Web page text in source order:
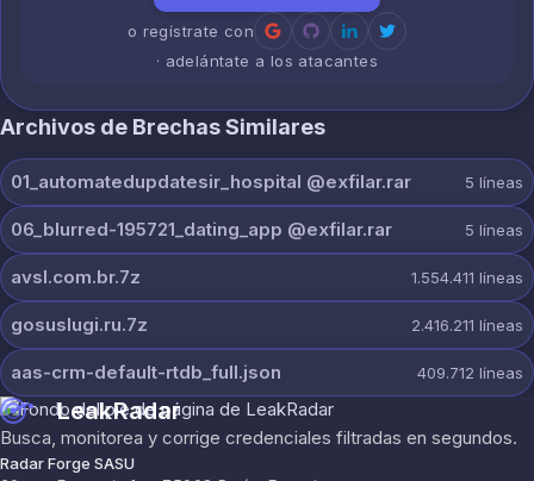
o regístrate con
· adelántate a los atacantes
Archivos de Brechas Similares
01_automatedupdatesir_hospital @exfilar.rar 5 líneas
06_blurred-195721_dating_app @exfilar.rar 5 líneas
avsl.com.br.7z 1.554.411 líneas
gosuslugi.ru.7z 2.416.211 líneas
aas-crm-default-rtdb_full.json 409.712 líneas
LeakRadar
Busca, monitorea y corrige credenciales filtradas en segundos.
Radar Forge SASU